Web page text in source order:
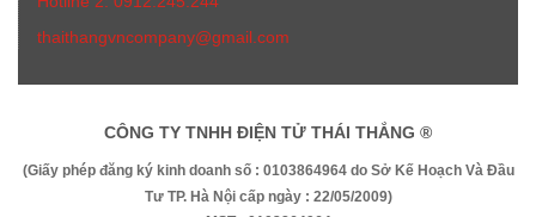
thaithangvncompany@gmail.com
CÔNG TY TNHH ĐIỆN TỬ THÁI THẮNG ®
(Giấy phép đăng ký kinh doanh số : 0103864964 do Sở Kế Hoạch Và Đầu
Tư TP. Hà Nội cấp ngày : 22/05/2009)